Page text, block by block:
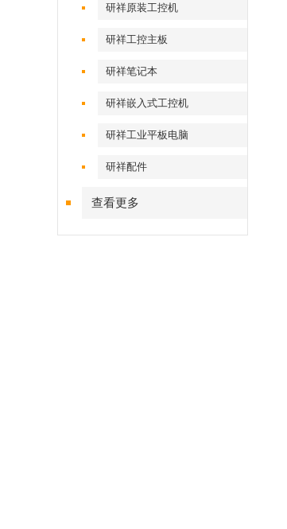
研祥原装工控机
研祥工控主板
研祥笔记本
研祥嵌入式工控机
研祥工业平板电脑
研祥配件
查看更多